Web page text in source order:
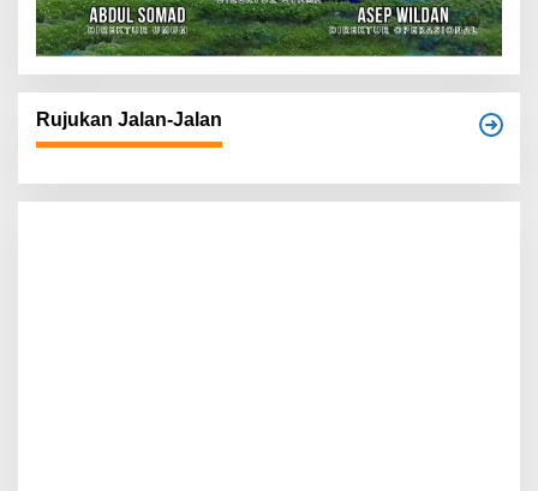
Rujukan Jalan-Jalan